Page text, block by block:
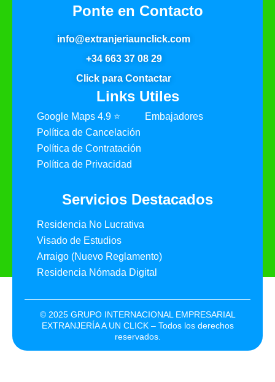
Ponte en Contacto
info@extranjeriaunclick.com
+34 663 37 08 29
Click para Contactar
Links Utiles
Google Maps 4.9 ⭐
Embajadores
Política de Cancelación
Política de Contratación
Política de Privacidad
Servicios Destacados
Residencia No Lucrativa
Visado de Estudios
Arraigo (Nuevo Reglamento)
Residencia Nómada Digital
© 2025 GRUPO INTERNACIONAL EMPRESARIAL
EXTRANJERÍA A UN CLICK – Todos los derechos
reservados.